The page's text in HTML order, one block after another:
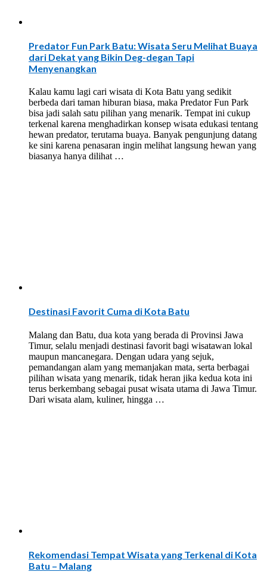
Predator Fun Park Batu: Wisata Seru Melihat Buaya
dari Dekat yang Bikin Deg-degan Tapi
Menyenangkan
Kalau kamu lagi cari wisata di Kota Batu yang sedikit
berbeda dari taman hiburan biasa, maka Predator Fun Park
bisa jadi salah satu pilihan yang menarik. Tempat ini cukup
terkenal karena menghadirkan konsep wisata edukasi tentang
hewan predator, terutama buaya. Banyak pengunjung datang
ke sini karena penasaran ingin melihat langsung hewan yang
biasanya hanya dilihat …
Destinasi Favorit Cuma di Kota Batu
Malang dan Batu, dua kota yang berada di Provinsi Jawa
Timur, selalu menjadi destinasi favorit bagi wisatawan lokal
maupun mancanegara. Dengan udara yang sejuk,
pemandangan alam yang memanjakan mata, serta berbagai
pilihan wisata yang menarik, tidak heran jika kedua kota ini
terus berkembang sebagai pusat wisata utama di Jawa Timur.
Dari wisata alam, kuliner, hingga …
Rekomendasi Tempat Wisata yang Terkenal di Kota
Batu – Malang